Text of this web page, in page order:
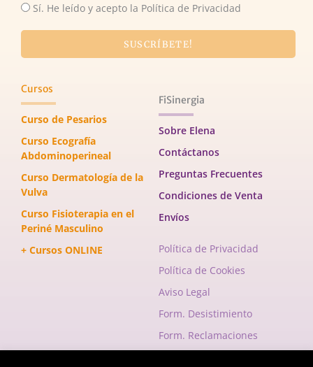
Sí. He leído y acepto la Política de Privacidad
SUSCRÍBETE!
Cursos
Curso de Pesarios
Curso Ecografía
Abdominoperineal
Curso Dermatología de la
Vulva
Curso Fisioterapia en el
Periné Masculino
+ Cursos ONLINE
FiSinergia
Sobre Elena
Contáctanos
Preguntas Frecuentes
Condiciones de Venta
Envíos
Política de Privacidad
Política de Cookies
Aviso Legal
Form. Desistimiento
Form. Reclamaciones